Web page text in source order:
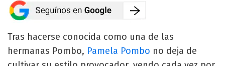
Tras hacerse conocida como una de las
hermanas Pombo, Pamela Pombo no deja de